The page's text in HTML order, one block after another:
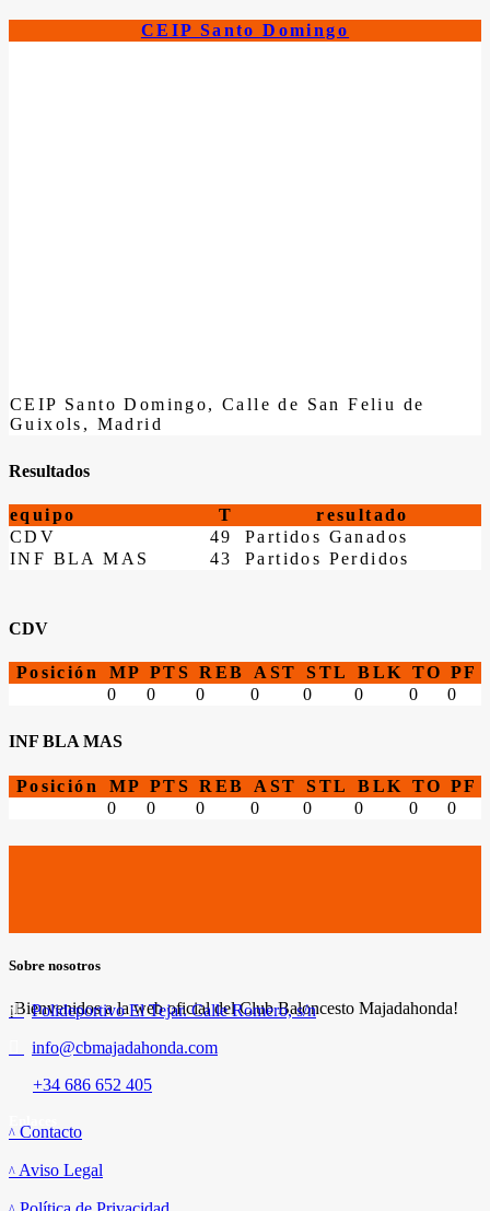
CEIP Santo Domingo
CEIP Santo Domingo, Calle de San Feliu de
Guixols, Madrid
Resultados
equipo T
resultado
CDV
49
Partidos Ganados
INF BLA MAS
43 Partidos Perdidos
CDV
Posición MP PTS REB AST STL BLK TO PF
0
0 0 0 0 0 0 0
INF BLA MAS
Posición MP PTS REB AST STL BLK TO PF
0
0 0 0 0 0 0 0
Sobre nosotros
¡Bienvenidos a la web oficial del Club Baloncesto Majadahonda!
Polideportivo El Tejar. Calle Romero, s/n
info@cbmajadahonda.com
+34 686 652 405
Contacto
Aviso Legal